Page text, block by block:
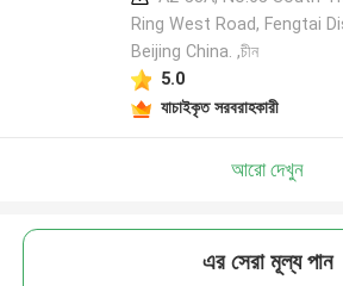
Ring West Road, Fengtai
Beijing China. ,চীন
5.0
যাচাইকৃত সরবরাহকারী
আরো দেখুন
এর সেরা মূল্য পান